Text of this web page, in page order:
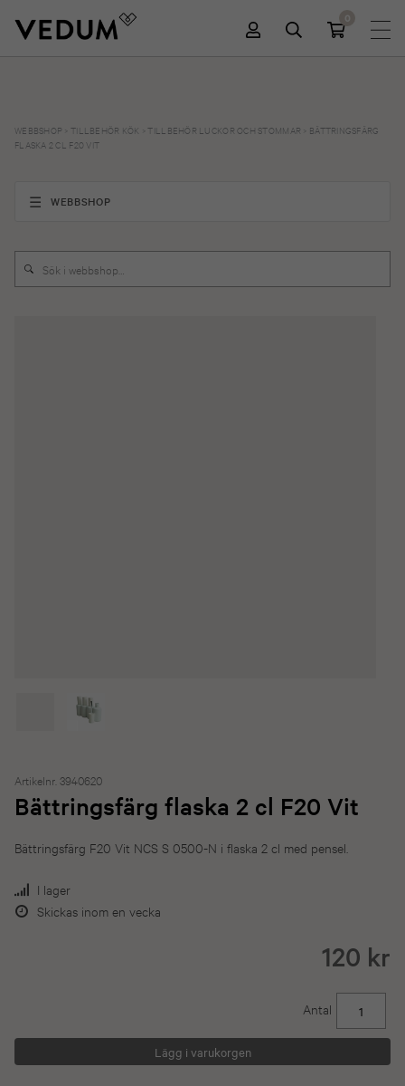
0
WEBBSHOP >TILLBEHÖR KÖK >TILLBEHÖR LUCKOR OCH STOMMAR
BÄTTRINGSFÄRG
FLASKA 2 CL F20 VIT
WEBBSHOP
Artikelnr. 3940620
Bättringsfärg flaska 2 cl F20 Vit
Bättringsfärg F20 Vit NCS S 0500-N i flaska 2 cl med pensel.
I lager
Skickas inom en vecka
120 kr
Antal